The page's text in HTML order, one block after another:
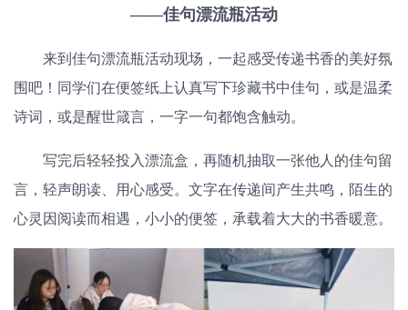
——佳句漂流瓶活动
来到佳句漂流瓶活动现场，一起感受传递书香的美好氛
围吧！同学们在便签纸上认真写下珍藏书中佳句，或是温柔
诗词，或是醒世箴言，一字一句都饱含触动。
写完后轻轻投入漂流盒，再随机抽取一张他人的佳句留
言，轻声朗读、用心感受。文字在传递间产生共鸣，陌生的
心灵因阅读而相遇，小小的便签，承载着大大的书香暖意。